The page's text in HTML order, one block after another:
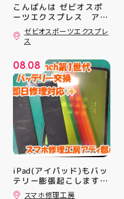
こんばんは ゼビオスポ
ーツエクスプレス アテ
ィ郡山です ・ 本日は
「ゼビオスポーツなつま
つり」開催のお知らせで
16(日)の２日間 ★アテ
ィ館内にて ☆11:00〜
17:00(予定)でイベント
を行います！ ・ アティ
入り口横にて冷たいゼリ
ーや瓶ジュース、熱中症
対策グッズの販売🧊 ま
た、5F店舗の当日のレシ
ート(税込2000円以上お
買い上げ)１枚＋スポー
ツポイントアプリ(本登
録)画面ご提示していた
だくと１回くじ引きに参
加することができます️
ゼビオスポーツエクスプレ
ス
08.08
iPad(アイパッド)もバッ
テリー膨張起こします🔋
💥スマホ修理工房アティ
スマホ修理工房